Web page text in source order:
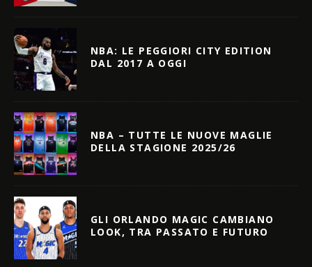
NBA: LE PEGGIORI CITY EDITION
DAL 2017 A OGGI
NBA – TUTTE LE NUOVE MAGLIE
DELLA STAGIONE 2025/26
GLI ORLANDO MAGIC CAMBIANO
LOOK, TRA PASSATO E FUTURO